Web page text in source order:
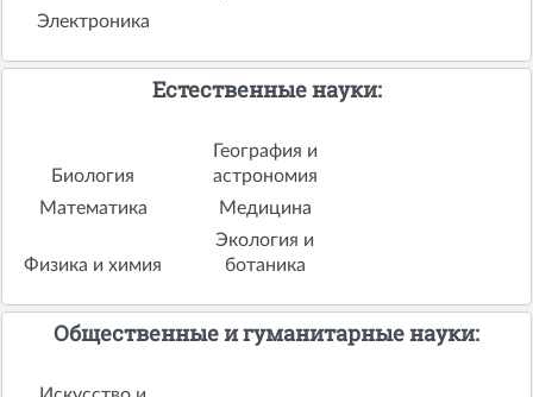
Электроника
Естественные науки:
Биология
География и
астрономия
Математика
Медицина
Физика и химия
Экология и
ботаника
Общественные и гуманитарные науки: